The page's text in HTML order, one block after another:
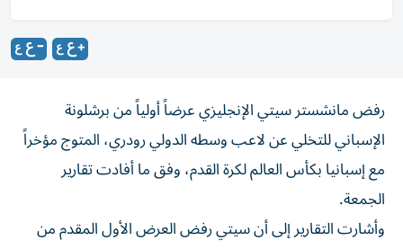
رفض مانشستر سيتي الإنجليزي عرضاً أولياً من برشلونة
الإسباني للتخلي عن لاعب وسطه الدولي رودري، المتوج مؤخراً
مع إسبانيا بكأس العالم لكرة القدم، وفق ما أفادت تقارير
الجمعة.
وأشارت التقارير إلى أن سيتي رفض العرض الأول المقدم من